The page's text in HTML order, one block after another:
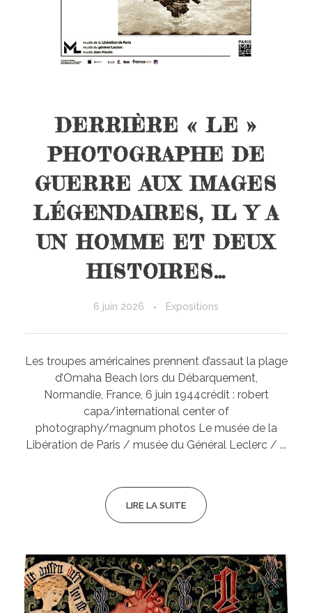
DERRIÈRE « LE »
PHOTOGRAPHE DE
GUERRE AUX IMAGES
LÉGENDAIRES, IL Y A
UN HOMME ET DEUX
HISTOIRES…
6 juin 2026 Expositions
Les troupes américaines prennent d’assaut la plage
d’Omaha Beach lors du Débarquement,
Normandie, France, 6 juin 1944crédit : robert
capa/international center of
photography/magnum photos Le musée de la
Libération de Paris / musée du Général Leclerc / ...
LIRE LA SUITE